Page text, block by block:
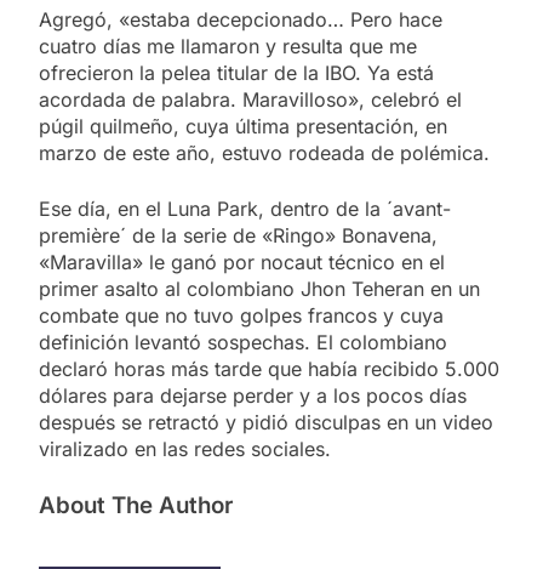
Agregó, «estaba decepcionado… Pero hace
cuatro días me llamaron y resulta que me
ofrecieron la pelea titular de la IBO. Ya está
acordada de palabra. Maravilloso», celebró el
púgil quilmeño, cuya última presentación, en
marzo de este año, estuvo rodeada de polémica.
Ese día, en el Luna Park, dentro de la ´avant-
première´ de la serie de «Ringo» Bonavena,
«Maravilla» le ganó por nocaut técnico en el
primer asalto al colombiano Jhon Teheran en un
combate que no tuvo golpes francos y cuya
definición levantó sospechas. El colombiano
declaró horas más tarde que había recibido 5.000
dólares para dejarse perder y a los pocos días
después se retractó y pidió disculpas en un video
viralizado en las redes sociales.
About The Author